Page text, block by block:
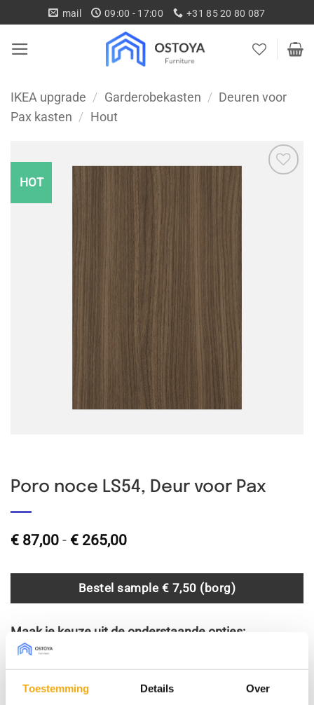
Toestemming Details Over
naar
inhoud
mail 09:00 - 17:00 +31 85 20 80 087
IKEA upgrade / Garderobekasten /
Deuren voor
Pax kasten / Hout
HOT
Poro noce LS54, Deur voor Pax
€ 87,00 - € 265,00Prijsklasse:
€ 265,00
Bestel sample € 7,50 (borg)
Maak je keuze uit de onderstaande opties: